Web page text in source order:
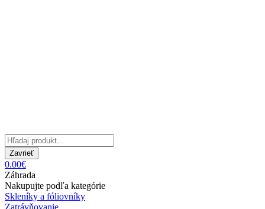
Zavrieť
0.00€
Záhrada
Nakupujte podľa kategórie
Skleníky a fóliovníky
Zatrávňovanie